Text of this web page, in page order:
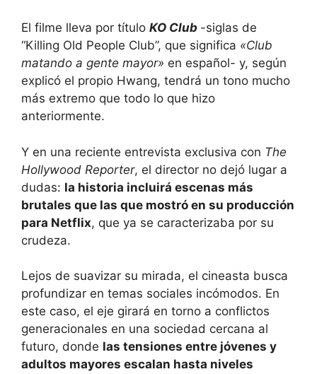
El filme lleva por título KO Club -siglas de
“Killing Old People Club”, que significa «Club
matando a gente mayor» en español- y, según
explicó el propio Hwang, tendrá un tono mucho
más extremo que todo lo que hizo
anteriormente.
Y en una reciente entrevista exclusiva con The
Hollywood Reporter, el director no dejó lugar a
dudas: la historia incluirá escenas más
brutales que las que mostró en su producción
para Netflix, que ya se caracterizaba por su
crudeza.
Lejos de suavizar su mirada, el cineasta busca
profundizar en temas sociales incómodos. En
este caso, el eje girará en torno a conflictos
generacionales en una sociedad cercana al
futuro, donde las tensiones entre jóvenes y
adultos mayores escalan hasta niveles